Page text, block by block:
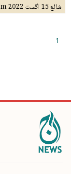
شائع15 اگست 2022
1